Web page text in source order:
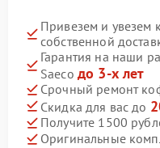
Привезем и увезем
собственной
Гарантия на наши
Saeco до 3-х лет
Срочный ремонт
Скидка для вас до
Получите 1500
Оригинальные